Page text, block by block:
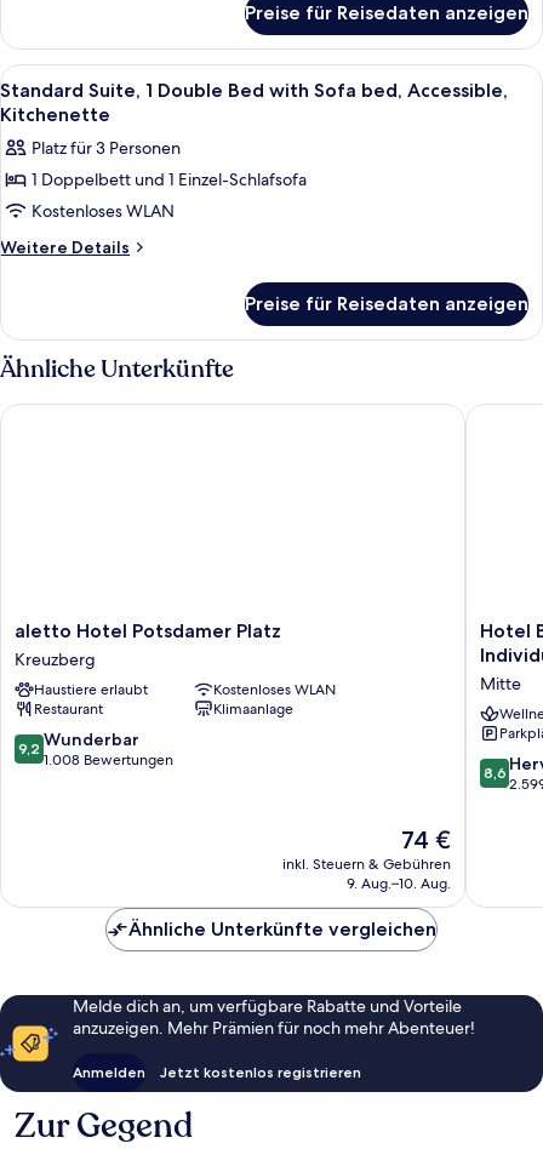
anzeigen
Suite,
Mehrere
Betten,
Kochnische
Preise für Reisedaten anzeigen
Alle
Fotos
für
Standard
Suite,
1
Double
Sofa
bed,
Accessible,
Kitchenette
Ein modernes Hotelzimmer mit
14
Standard Suite, 1 Double Bed with Sofa bed, Accessible,
Kitchenette
Platz für 3 Personen
1 Doppelbett und 1 Einzel-Schlafsofa
Kostenloses WLAN
Weitere Details
Weitere
Suite,
1
Double
Bed
with
Preise für Reisedaten anzeigen
Ähnliche Unterkünfte
aletto
Hotel
Potsdamer
Platz
Kreuzberg
aletto Hotel Potsdamer Platz
Kreuzberg
Haustiere erlaubt
Kostenloses WLAN
Restaurant
Klimaanlage
9.2
von
9,2 Wunderbar
1.008 Bewertungen
Der
Preis
beträgt
74 €
inkl. Steuern & Gebühren
9. Aug.–10. Aug.
aletto Hotel Potsdamer Platz
Hotel
Berlin,
a
member
of
Hotel
Mitte
8.6
von
8,6
Hotel
Ähnliche Unterkünfte vergleichen
Melde dich an, um verfügbare Rabatte und Vorteile
anzuzeigen. Mehr Prämien für noch mehr Abenteuer!
Anmelden Jetzt kostenlos registrieren
Zur Gegend